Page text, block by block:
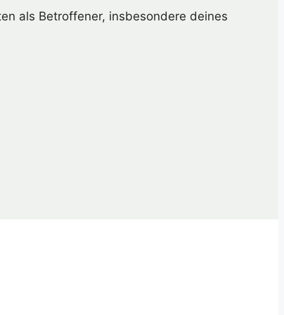
als Betroffener, insbesondere deines